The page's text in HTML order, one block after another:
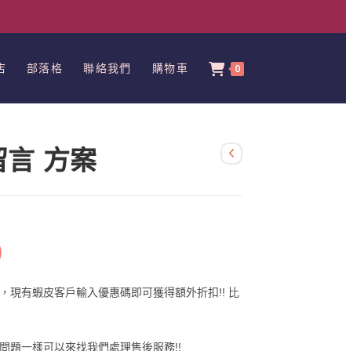
部落格 聯絡我們 購物車 0
言 方案
NT$1
到現有蝦皮客戶輸入優惠碼即可獲得額外折扣!! 比
題一樣可以來找我們處理售後服務!!